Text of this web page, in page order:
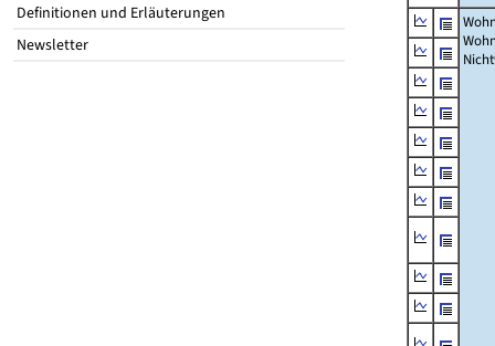
Definitionen und Erläuterungen
Newsletter